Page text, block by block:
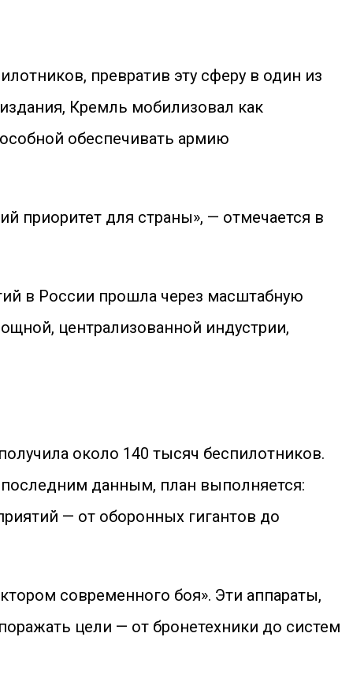
превратив эту сферу в один из
Кремль мобилизовал как
обеспечивать армию
приоритет для страны», — отмечается в
в России прошла через масштабную
централизованной индустрии,
около 140 тысяч беспилотников.
данным, план выполняется:
— от оборонных гигантов до
современного боя». Эти аппараты,
цели — от бронетехники до систем